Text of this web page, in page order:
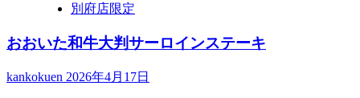
別府店限定
おおいた和牛大判サーロインステーキ
kankokuen 2026年4月17日